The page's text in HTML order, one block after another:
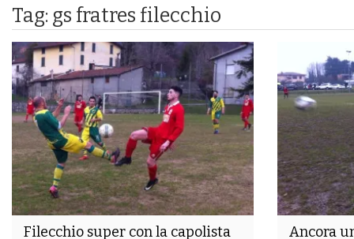
Tag: gs fratres filecchio
Filecchio super con la capolista
Ancora